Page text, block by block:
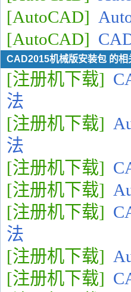
[AutoCAD]
[AutoCAD]
CAD2015机械版安装包 的相
[注册机下载]
法
[注册机下载]
法
[注册机下载]
[注册机下载]
[注册机下载]
法
[注册机下载]
[注册机下载]